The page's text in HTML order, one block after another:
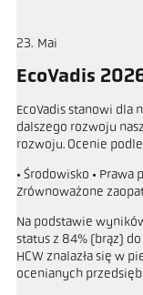
EcoVadis
EcoVadis stanowi dla
dalszego rozwoju
rozwoju. Ocenie
• Środowisko • Prawa
Zrównoważone
Na podstawie
status z 84% (brąz)
HCW znalazła się w
ocenianych
Mai
23